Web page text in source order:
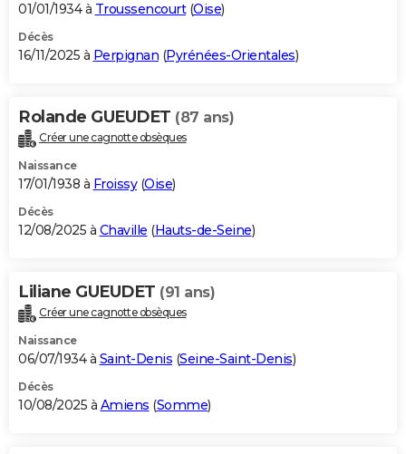
01/01/1934 à Troussencourt(Oise)
Décès
16/11/2025 à Perpignan (Pyrénées-Orientales)
Rolande GUEUDET (87 ans)
Créer une cagnotte obsèques
Naissance
17/01/1938 à Froissy(Oise)
Décès
12/08/2025 à Chaville (Hauts-de-Seine)
Liliane GUEUDET (91 ans)
Créer une cagnotte obsèques
Naissance
06/07/1934 à Saint-Denis (Seine-Saint-Denis)
Décès
10/08/2025 à Amiens (Somme)